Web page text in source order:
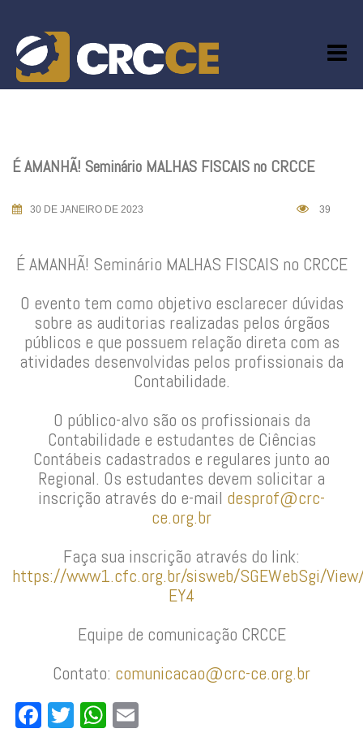
content
É AMANHÃ! Seminário MALHAS FISCAIS no CRCCE
30 DE JANEIRO DE 2023 39
É AMANHÃ! Seminário MALHAS FISCAIS no CRCCE
O evento tem como objetivo esclarecer dúvidas
sobre as auditorias realizadas pelos órgãos
públicos e que possuem relação direta com as
atividades desenvolvidas pelos profissionais da
Contabilidade.
O público-alvo são os profissionais da
Contabilidade e estudantes de Ciências
Contábeis cadastrados e regulares junto ao
Regional. Os estudantes devem solicitar a
inscrição através do e-mail desprof@crc-
ce.org.br
Faça sua inscrição através do link:
https://www1.cfc.org.br/sisweb/SGEWebSgi/
EY4
Equipe de comunicação CRCCE
Contato: comunicacao@crc-ce.org.br
Facebook
TwitterWhatsApp